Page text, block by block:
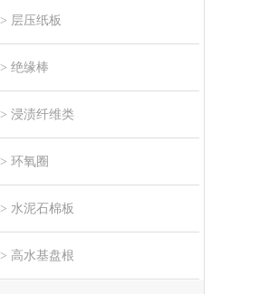
> 层压纸板
> 绝缘棒
> 浸渍纤维类
> 环氧圈
> 水泥石棉板
> 高水基盘根